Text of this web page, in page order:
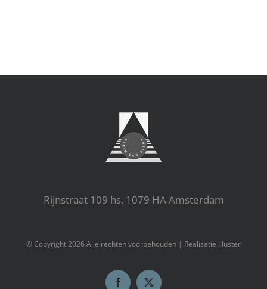
Rijnstraat 109 hs, 1079 HA Amsterdam
© Copyright2026 Alle rechten voorbehouden | Realisatie Illuster
Facebook
X